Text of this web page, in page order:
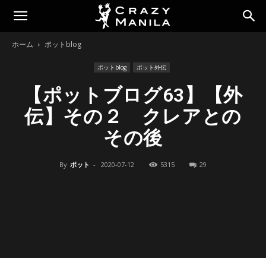
ホーム ポットblog
ポットblog ポット外伝
【ポットブログ63】【外
伝】その２ クレアとの
その後
By ポット - 2020-07-12 5315 29